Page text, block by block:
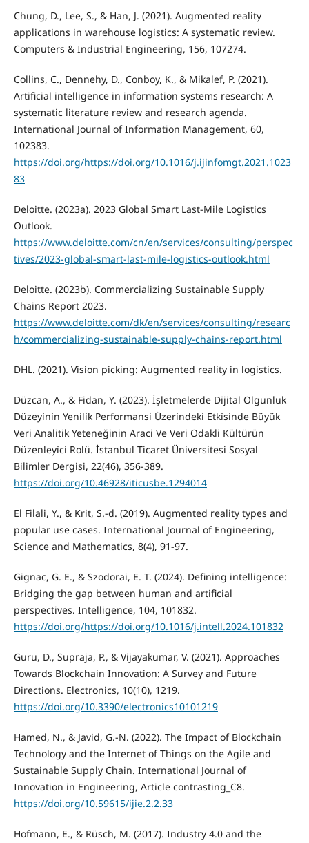
Chung, D., Lee, S., & Han, J. (2021). Augmented reality
applications in warehouse logistics: A systematic review.
Computers & Industrial Engineering, 156, 107274.
Collins, C., Dennehy, D., Conboy, K., & Mikalef, P. (2021).
Artificial intelligence in information systems research: A
systematic literature review and research agenda.
International Journal of Information Management, 60,
102383.
https://doi.org/https://doi.org/10.1016/j.ijinfomgt.2021.1023
83
Deloitte. (2023a). 2023 Global Smart Last-Mile Logistics
Outlook.
https://www.deloitte.com/cn/en/services/consulting/perspec
tives/2023-global-smart-last-mile-logistics-outlook.html
Deloitte. (2023b). Commercializing Sustainable Supply
Chains Report 2023.
https://www.deloitte.com/dk/en/services/consulting/researc
h/commercializing-sustainable-supply-chains-report.html
DHL. (2021). Vision picking: Augmented reality in logistics.
Düzcan, A., & Fidan, Y. (2023). İşletmelerde Di̇ji̇tal Olgunluk
Düzeyi̇ni̇n Yeni̇li̇k Performansi Üzeri̇ndeki̇ Etki̇si̇nde Büyük
Veri̇ Anali̇ti̇k Yeteneği̇ni̇n Araci Ve Veri̇ Odakli Kültürün
Düzenleyi̇ci̇ Rolü. İstanbul Ticaret Üniversitesi Sosyal
Bilimler Dergisi, 22(46), 356-389.
https://doi.org/10.46928/iticusbe.1294014
El Filali, Y., & Krit, S.-d. (2019). Augmented reality types and
popular use cases. International Journal of Engineering,
Science and Mathematics, 8(4), 91-97.
Gignac, G. E., & Szodorai, E. T. (2024). Defining intelligence:
Bridging the gap between human and artificial
perspectives. Intelligence, 104, 101832.
https://doi.org/https://doi.org/10.1016/j.intell.2024.101832
Guru, D., Supraja, P., & Vijayakumar, V. (2021). Approaches
Towards Blockchain Innovation: A Survey and Future
Directions. Electronics, 10(10), 1219.
https://doi.org/10.3390/electronics10101219
Hamed, N., & Javid, G.-N. (2022). The Impact of Blockchain
Technology and the Internet of Things on the Agile and
Sustainable Supply Chain. International Journal of
Innovation in Engineering, Article contrasting_C8.
https://doi.org/10.59615/ijie.2.2.33
Hofmann, E., & Rüsch, M. (2017). Industry 4.0 and the